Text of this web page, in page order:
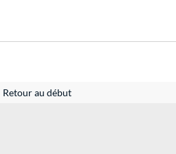
Retour au début